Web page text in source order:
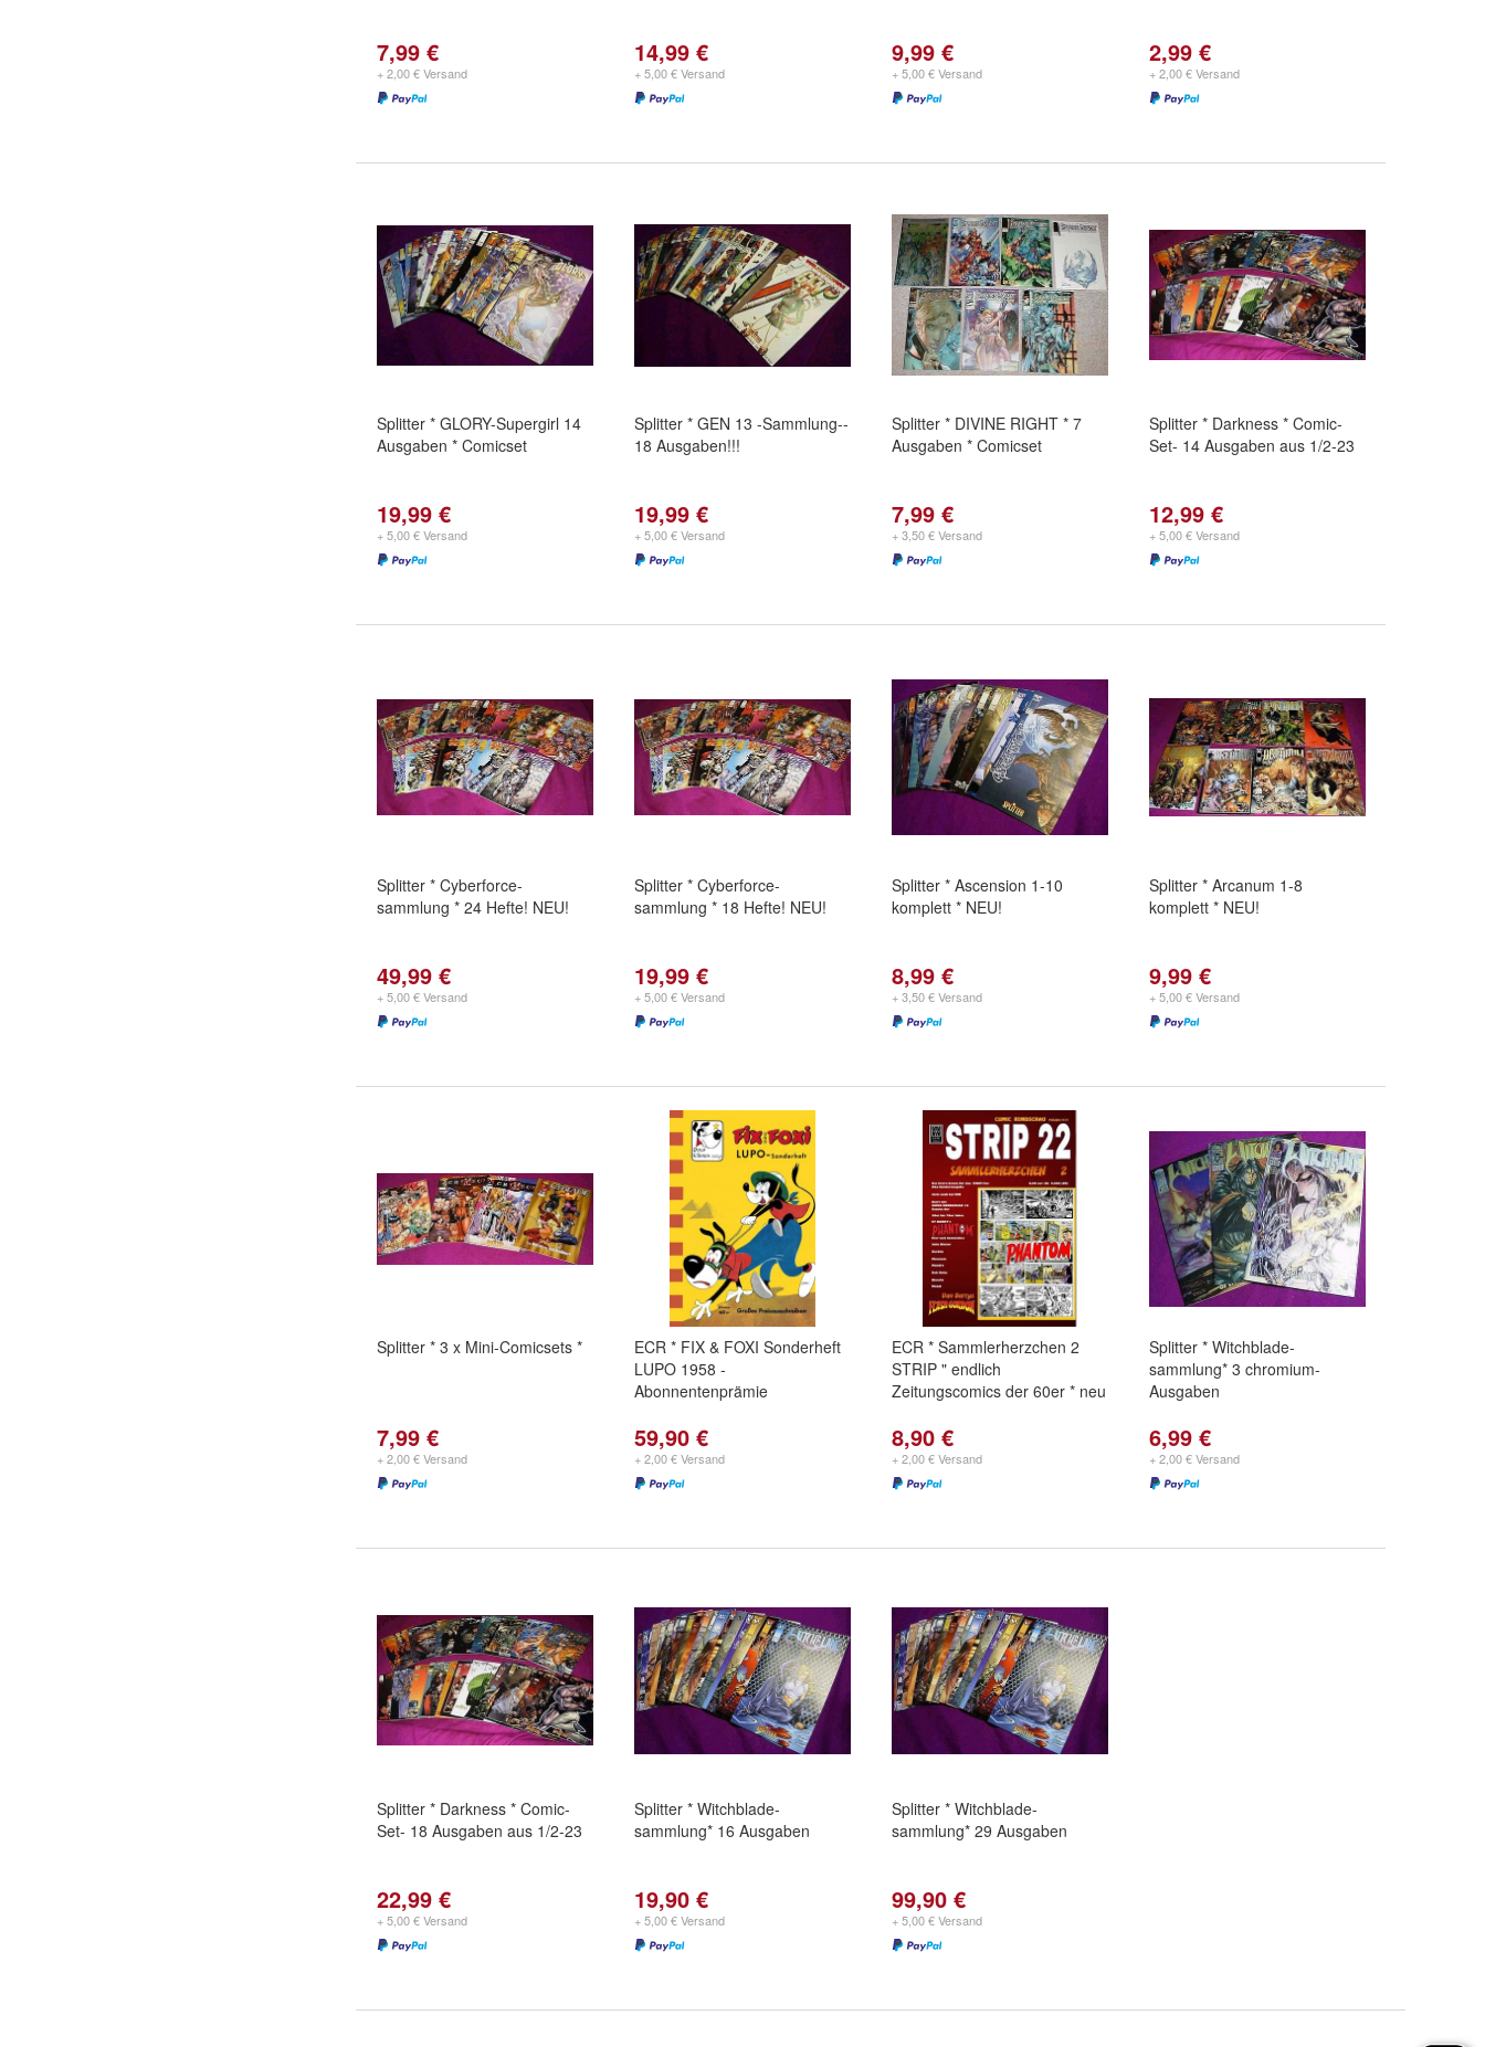
7,99 €
+ 2,00 € Versand
14,99 €
+ 5,00 € Versand
9,99 €
+ 5,00 € Versand
2,99 €
+ 2,00 € Versand
Splitter * GLORY-Supergirl 14
Ausgaben * Comicset
19,99 €
+ 5,00 € Versand
Splitter * GEN 13 -Sammlung--
18 Ausgaben!!!
19,99 €
+ 5,00 € Versand
Splitter * DIVINE RIGHT * 7
Ausgaben * Comicset
7,99 €
+ 3,50 € Versand
Splitter * Darkness * Comic-
Set- 14 Ausgaben aus 1/2-23
12,99 €
+ 5,00 € Versand
Splitter * Cyberforce-
sammlung * 24 Hefte! NEU!
49,99 €
+ 5,00 € Versand
Splitter * Cyberforce-
sammlung * 18 Hefte! NEU!
19,99 €
+ 5,00 € Versand
Splitter * Ascension 1-10
komplett * NEU!
8,99 €
+ 3,50 € Versand
Splitter * Arcanum 1-8
komplett * NEU!
9,99 €
+ 5,00 € Versand
Splitter * 3 x Mini-Comicsets *
7,99 €
+ 2,00 € Versand
ECR * FIX & FOXI Sonderheft
LUPO 1958 -
Abonnentenprämie
59,90 €
+ 2,00 € Versand
ECR * Sammlerherzchen 2
STRIP " endlich
Zeitungscomics der 60er * neu
8,90 €
+ 2,00 € Versand
Splitter * Witchblade-
sammlung* 3 chromium-
Ausgaben
6,99 €
+ 2,00 € Versand
Splitter * Darkness * Comic-
Set- 18 Ausgaben aus 1/2-23
22,99 €
+ 5,00 € Versand
Splitter * Witchblade-
sammlung* 16 Ausgaben
19,90 €
+ 5,00 € Versand
Splitter * Witchblade-
sammlung* 29 Ausgaben
99,90 €
+ 5,00 € Versand